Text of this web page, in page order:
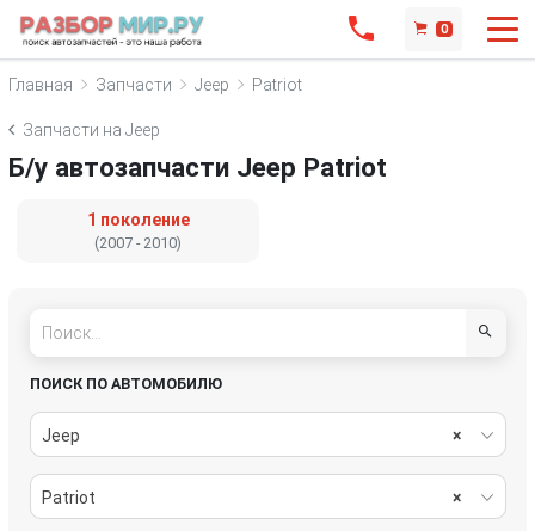
0
Главная Запчасти Jeep Patriot
Запчасти на Jeep
Б/у автозапчасти Jeep Patriot
1 поколение
(2007 - 2010)
ПОИСК ПО АВТОМОБИЛЮ
×
Jeep
×
Patriot